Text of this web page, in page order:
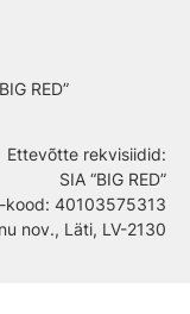
RED”
Ettevõtte rekvisiidid:
SIA “BIG RED”
kood: 40103575313
nov., Läti, LV-2130